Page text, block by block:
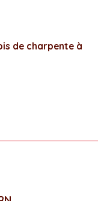
de charpente à